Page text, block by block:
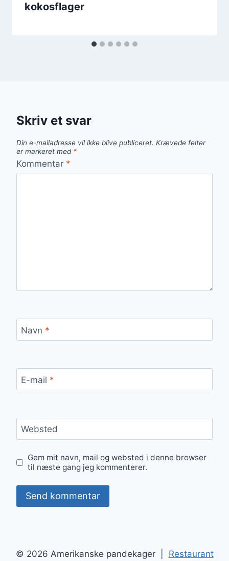
kokosflager
Skriv et svar
Din e-mailadresse vil ikke blive publiceret. Krævede felter
er markeret med *
Kommentar *
Navn *
E-mail *
Websted
Gem mit navn, mail og websted i denne browser
til næste gang jeg kommenterer.
© 2026 Amerikanske pandekager | Restaurant